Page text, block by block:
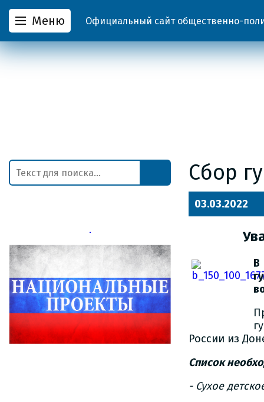
Меню Официальный сайт общественно-
Cбор
03.03.2022
В
России из
Список
- Сухое